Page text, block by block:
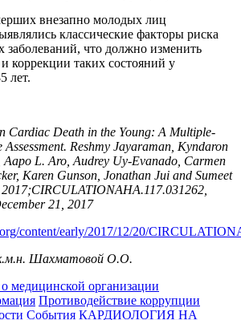
внезапно молодых лиц
классические факторы риска
заболеваний, что должно изменить
коррекции таких состояний у
лет.
Cardiac Death in the Young: A Multiple-
Assessment. Reshmy Jayaraman, Kyndaron
Aapo L. Aro, Audrey Uy-Evanado, Carmen
Karen Gunson, Jonathan Jui and Sumeet
21, 2017
content/early/2017/12/20/
к.м.н. Шахматовой О.О.
медицинской организации
Противодействие коррупции
События КАРДИОЛОГИЯ НА